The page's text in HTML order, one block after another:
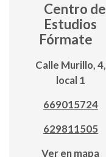
Centro de
Estudios
Fórmate
Calle Murillo, 4,
local 1
669015724
629811505
Ver en mapa